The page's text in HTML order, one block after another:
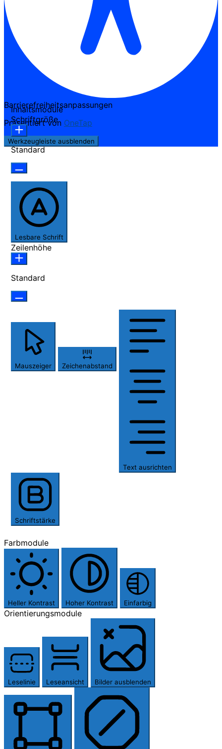
Barrierefreiheitsanpassungen
Präsentiert von OneTap
Werkzeugleiste ausblenden
Inhaltsmodule
Schriftgröße
Standard
Lesbare Schrift
Zeilenhöhe
Standard
Mauszeiger Zeichenabstand
Text ausrichten
Schriftstärke
Farbmodule
Heller Kontrast Hoher Kontrast Einfarbig
Orientierungsmodule
Leselinie Leseansicht Bilder ausblenden